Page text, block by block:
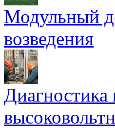
Модульный
возведения
Диагностика